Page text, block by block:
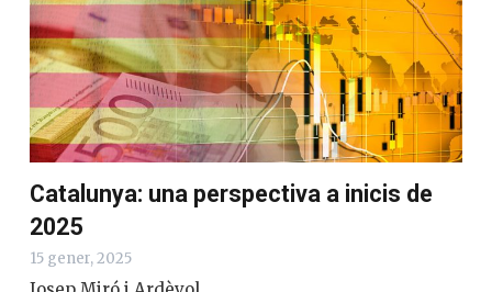
Enric Casanovas
Catalunya: una perspectiva a inicis de